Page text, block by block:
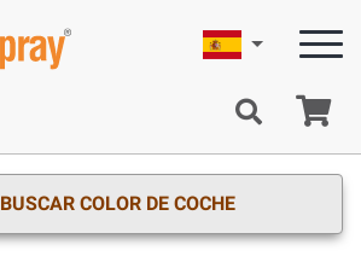
Español
BUSCAR COLOR DE COCHE